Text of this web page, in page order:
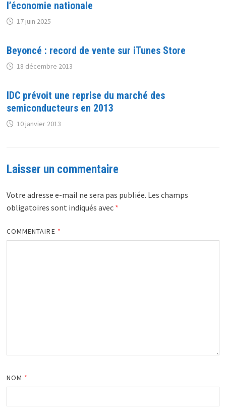
l’économie nationale
17 juin 2025
Beyoncé : record de vente sur iTunes Store
18 décembre 2013
IDC prévoit une reprise du marché des
semiconducteurs en 2013
10 janvier 2013
Laisser un commentaire
Votre adresse e-mail ne sera pas publiée. Les champs
obligatoires sont indiqués avec *
COMMENTAIRE *
NOM *